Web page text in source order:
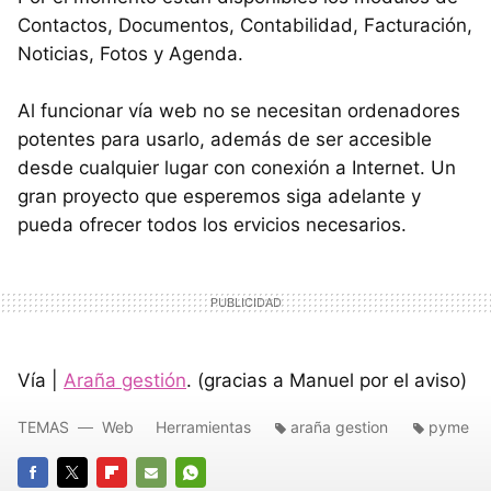
Contactos, Documentos, Contabilidad, Facturación,
Noticias, Fotos y Agenda.
Al funcionar vía web no se necesitan ordenadores
potentes para usarlo, además de ser accesible
desde cualquier lugar con conexión a Internet. Un
gran proyecto que esperemos siga adelante y
pueda ofrecer todos los ervicios necesarios.
Vía | Araña gestión. (gracias a Manuel por el aviso)
TEMAS Web Herramientas araña gestion pyme